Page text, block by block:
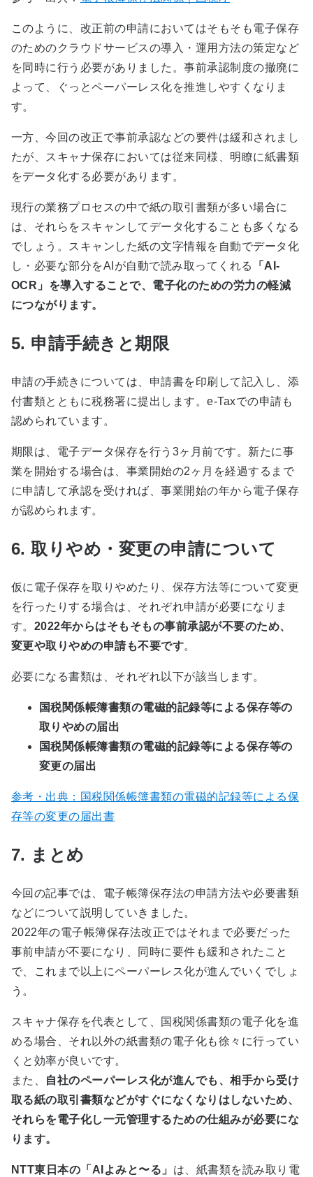
このように、改正前の申請においてはそもそも電子保存
のためのクラウドサービスの導入・運用方法の策定など
を同時に行う必要がありました。事前承認制度の撤廃に
よって、ぐっとペーパーレス化を推進しやすくなりま
す。
一方、今回の改正で事前承認などの要件は緩和されまし
たが、スキャナ保存においては従来同様、明瞭に紙書類
をデータ化する必要があります。
現行の業務プロセスの中で紙の取引書類が多い場合に
は、それらをスキャンしてデータ化することも多くなる
でしょう。スキャンした紙の文字情報を自動でデータ化
し・必要な部分をAIが自動で読み取ってくれる
「AI-
OCR」を導入することで、電子化のための労力の軽減
につながります。
5. 申請手続きと期限
申請の手続きについては、申請書を印刷して記入し、添
付書類とともに税務署に提出します。e-Taxでの申請も
認められています。
期限は、電子データ保存を行う 3ヶ月前です。新たに事
業を開始する場合は、事業開始の2 ヶ月を経過するまで
に申請して承認を受ければ、事業開始の年から電子保存
が認められます。
6. 取りやめ・変更の申請について
仮に電子保存を取りやめたり、保存方法等について変更
を行ったりする場合は、それぞれ申請が必要になりま
す。 2022年からはそもそもの事前承認が不要のため、
変更や取りやめの申請も不要です。
必要になる書類は、それぞれ以下が該当します。
国税関係帳簿書類の電磁的記録等による保存等の
取りやめの届出
国税関係帳簿書類の電磁的記録等による保存等の
変更の届出
参考・出典：国税関係帳簿書類の電磁的記録等による保
存等の変更の届出書
7. まとめ
今回の記事では、電子帳簿保存法の申請方法や必要書類
などについて説明していきました。
2022年の電子帳簿保存法改正ではそれまで必要だった
事前申請が不要になり、同時に要件も緩和されたこと
で、これまで以上にペーパーレス化が進んでいくでしょ
う。
スキャナ保存を代表として、国税関係書類の電子化を進
める場合、それ以外の紙書類の電子化も徐々に行ってい
くと効率が良いです。
また、 自社のペーパーレス化が進んでも、相手から受け
取る紙の取引書類などがすぐになくなりはしないため、
それらを電子化し一元管理するための仕組みが必要にな
ります。
NTT東日本の「 AI よみと〜る」 は、紙書類を読み取り電